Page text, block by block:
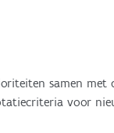
samen met
voor